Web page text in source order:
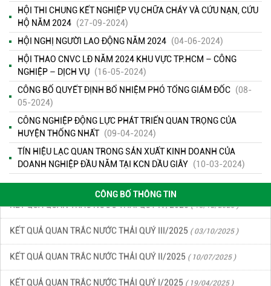
HỘI THI CHUNG KẾT NGHIỆP VỤ CHỮA CHÁY VÀ CỨU NẠN, CỨU
HỘ NĂM 2024 (27-09-2024)
HỘI NGHỊ NGƯỜI LAO ĐỘNG NĂM 2024 (04-06-2024)
HỘI THAO CNVC LĐ NĂM 2024 KHU VỰC TP.HCM – CÔNG
NGHIỆP – DỊCH VỤ (16-05-2024)
CÔNG BỐ QUYẾT ĐỊNH BỔ NHIỆM PHÓ TỔNG GIÁM ĐỐC (08-
05-2024)
CÔNG NGHIỆP ĐỘNG LỰC PHÁT TRIỂN QUAN TRỌNG CỦA
HUYỆN THỐNG NHẤT (09-04-2024)
TÍN HIỆU LẠC QUAN TRONG SẢN XUẤT KINH DOANH CỦA
DOANH NGHIỆP ĐẦU NĂM TẠI KCN DẦU GIÂY (10-03-2024)
CÔNG BỐ THÔNG TIN
KẾT QUẢ QUAN TRẮC MÔI TRƯỜNG QUÝ 2 NĂM 2026 ( 15/06/2026
)
KẾT QUẢ QUAN TRẮC MÔI TRƯỜNG QUÝ 1 NĂM 2026 ( 22/04/2026
)
KẾT QUẢ QUAN TRẮC NƯỚC THẢI QUÝ IV/2025
KẾT QUẢ QUAN TRẮC NƯỚC THẢI QUÝ III/2025
KẾT QUẢ QUAN TRẮC NƯỚC THẢI QUÝ II/2025
KẾT QUẢ QUAN TRẮC NƯỚC THẢI QUÝ I/2025